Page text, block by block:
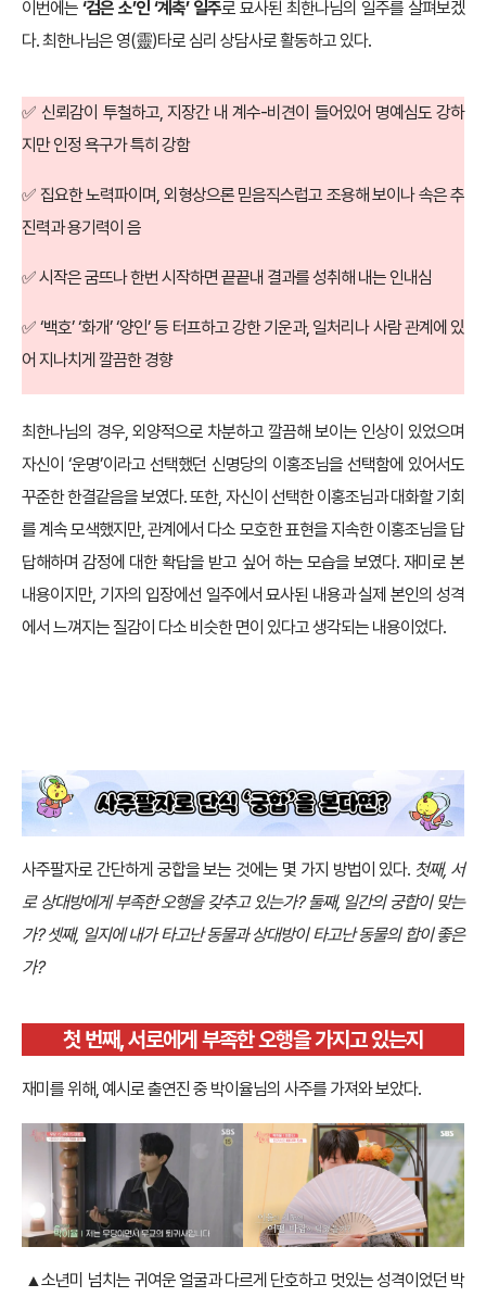
이번에는 ‘검은 소’인 ‘ 계축 ’ 일주로 묘사된 최한나님의 일주를 살펴보겠
다. 최한나님은 영(靈)타로 심리 상담사로 활동하고 있다.
✅ 신뢰감이 투철하고, 지장간 내 계수-비견이 들어있어 명예심도 강하
지만 인정 욕구가 특히 강함
✅ 집요한 노력파이며, 외형상으론 믿음직스럽고 조용해 보이나 속은 추
진력과 용기력이 음
✅ 시작은 굼뜨나 한번 시작하면 끝끝내 결과를 성취해 내는 인내심
✅ ‘백호’ ‘화개’ ‘양인’ 등 터프하고 강한 기운과, 일처리나 사람 관계에 있
어 지나치게 깔끔한 경향
최한나님의 경우, 외양적으로 차분하고 깔끔해 보이는 인상이 있었으며
자신이 ‘운명’이라고 선택했던 신명당의 이홍조님을 선택함에 있어서도
꾸준한 한결같음을 보였다. 또한, 자신이 선택한 이홍조님과 대화할 기회
를 계속 모색했지만, 관계에서 다소 모호한 표현을 지속한 이홍조님을 답
답해하며 감정에 대한 확답을 받고 싶어 하는 모습을 보였다. 재미로 본
내용이지만, 기자의 입장에선 일주에서 묘사된 내용과 실제 본인의 성격
에서 느껴지는 질감이 다소 비슷한 면이 있다고 생각되는 내용이었다.
사주팔자로 간단하게 궁합을 보는 것에는 몇 가지 방법이 있다. 첫째, 서
로 상대방에게 부족한 오행을 갖추고 있는가? 둘째, 일간의 궁합이 맞는
가? 셋째, 일지에 내가 타고난 동물과 상대방이 타고난 동물의 합이 좋은
가?
첫 번째, 서로에게 부족한 오행을 가지고 있는지
재미를 위해, 예시로 출연진 중 박이율님의 사주를 가져와 보았다.
▲소년미 넘치는 귀여운 얼굴과 다르게 단호하고 멋있는 성격이었던 박